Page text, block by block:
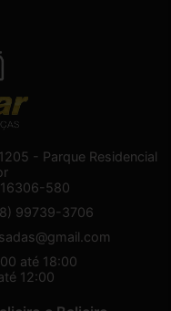
- Parque Residencial
580
99739-3706
até 18:00
12:00